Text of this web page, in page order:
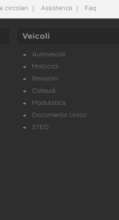
circolari Assistenza Faq
Veicoli
Autoveicoli
Motocicli
Revisioni
Collaudi
Modulistica
Documento Unico
STED